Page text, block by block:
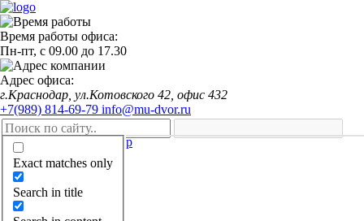
Время работы офиса:
Пн-пт, с 09.00 до 17.30
Адрес офиса:
г.Краснодар, ул.Котовского 42, офис 432
+7(989) 814-69-79 info@mu-dvor.ru
Exact matches only
Search in title
Оформить заказ